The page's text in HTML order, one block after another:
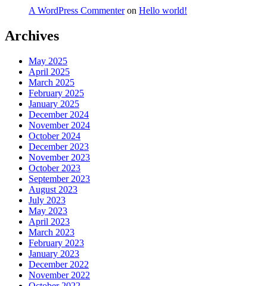
A WordPress Commenteron Hello world!
Archives
May 2025
April 2025
March 2025
February 2025
January 2025
December 2024
November 2024
October 2024
December 2023
November 2023
October 2023
September 2023
August 2023
July 2023
May 2023
April 2023
March 2023
February 2023
January 2023
December 2022
November 2022